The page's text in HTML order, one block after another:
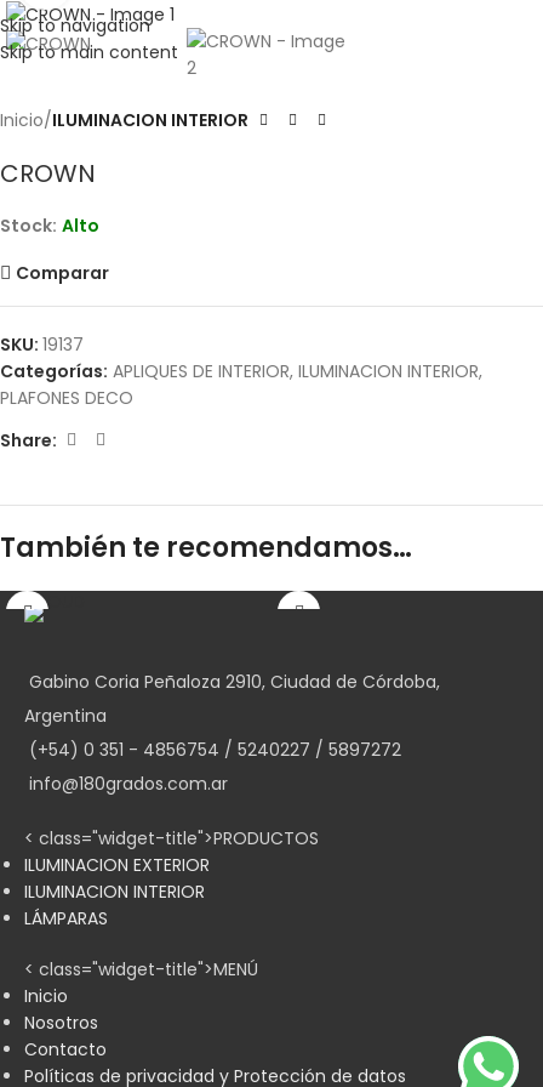
Skip to navigation
Skip to main content
Inicio ILUMINACION INTERIOR
CROWN
Stock: Alto
Comparar
SKU: 19137
Categorías: APLIQUES DE INTERIOR, ILUMINACION INTERIOR,
PLAFONES DECO
Share:
También te recomendamos…
DECLOUD
BLANCO
BLESS
Gabino Coria Peñaloza 2910, Ciudad de Córdoba,
Argentina
(+54) 0 351 - 4856754 / 5240227 / 5897272
info@180grados.com.ar
< class="widget-title">PRODUCTOS
ILUMINACION EXTERIOR
ILUMINACION INTERIOR
LÁMPARAS
< class="widget-title">MENÚ
Inicio
Nosotros
Contacto
Políticas de privacidad y Protección de datos